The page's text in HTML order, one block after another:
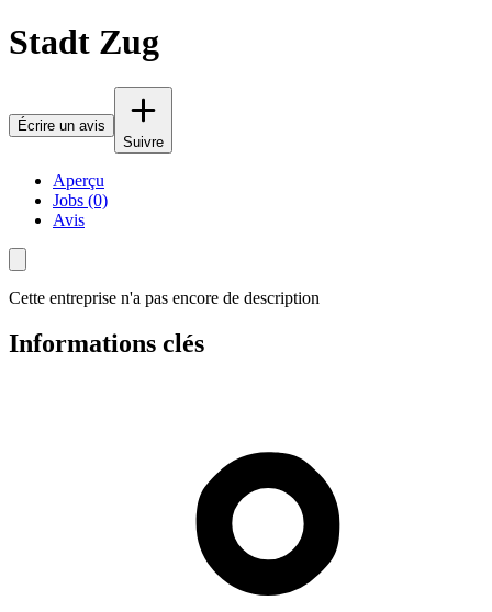
Stadt Zug
Écrire un avis
Suivre
Aperçu
Jobs (0)
Avis
Cette entreprise n'a pas encore de description
Informations clés